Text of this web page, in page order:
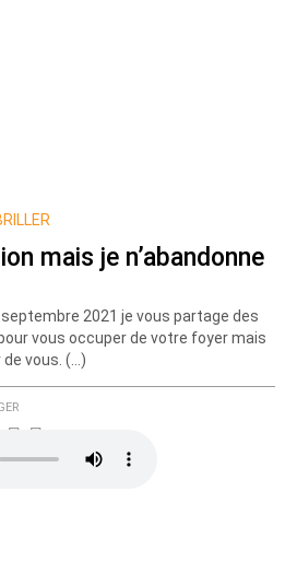
les nouveaux commentaires
mais je n’abandonne
2021 je vous partage des
vous occuper de votre foyer mais
vous. (…)